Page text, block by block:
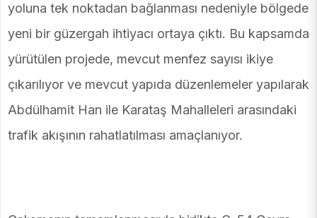
yoluna tek noktadan bağlanması nedeniyle bölgede
yeni bir güzergah ihtiyacı ortaya çıktı. Bu kapsamda
yürütülen projede, mevcut menfez sayısı ikiye
çıkarılıyor ve mevcut yapıda düzenlemeler yapılarak
Abdülhamit Han ile Karataş Mahalleleri arasındaki
trafik akışının rahatlatılması amaçlanıyor.